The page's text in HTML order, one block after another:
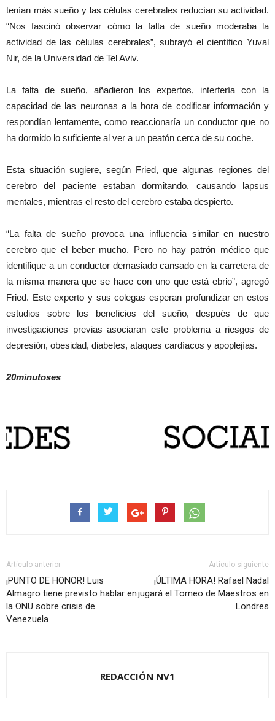
tenían más sueño y las células cerebrales reducían su actividad.
“Nos fascinó observar cómo la falta de sueño moderaba la
actividad de las células cerebrales”, subrayó el científico Yuval
Nir, de la Universidad de Tel Aviv.
La falta de sueño, añadieron los expertos, interfería con la
capacidad de las neuronas a la hora de codificar información y
respondían lentamente, como reaccionaría un conductor que no
ha dormido lo suficiente al ver a un peatón cerca de su coche.
Esta situación sugiere, según Fried, que algunas regiones del
cerebro del paciente estaban dormitando, causando lapsus
mentales, mientras el resto del cerebro estaba despierto.
“La falta de sueño provoca una influencia similar en nuestro
cerebro que el beber mucho. Pero no hay patrón médico que
identifique a un conductor demasiado cansado en la carretera de
la misma manera que se hace con uno que está ebrio”, agregó
Fried. Este experto y sus colegas esperan profundizar en estos
estudios sobre los beneficios del sueño, después de que
investigaciones previas asociaran este problema a riesgos de
depresión, obesidad, diabetes, ataques cardíacos y apoplejías.
20minutoses
Artículo anterior
¡PUNTO DE HONOR! Luis
Almagro tiene previsto hablar en
la ONU sobre crisis de
Venezuela
Artículo siguiente
¡ÚLTIMA HORA! Rafael Nadal
jugará el Torneo de Maestros en
Londres
REDACCIÓN NV1